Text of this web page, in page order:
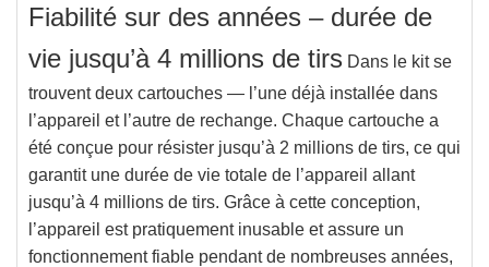
Fiabilité sur des années – durée de
vie jusqu’à 4 millions de tirs Dans le kit se
trouvent deux cartouches — l’une déjà installée dans
l’appareil et l’autre de rechange. Chaque cartouche a
été conçue pour résister jusqu’à 2 millions de tirs, ce qui
garantit une durée de vie totale de l’appareil allant
jusqu’à 4 millions de tirs. Grâce à cette conception,
l’appareil est pratiquement inusable et assure un
fonctionnementfiable pendant de nombreuses années,